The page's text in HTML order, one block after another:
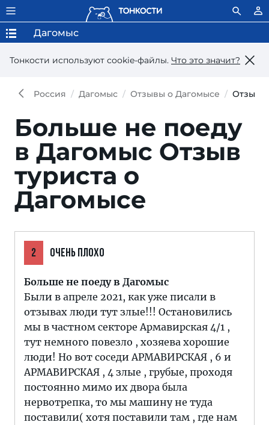
Тонкости используют сookie-файлы. Что это значит?
Дагомыс
Россия Дагомыс Отзывы о Дагомысе Отзыв
Больше не поеду
в Дагомыс Отзыв
туриста о
Дагомысе
2 ОЧЕНЬ ПЛОХО
Больше не поеду в Дагомыс
Были в апреле 2021, как уже писали в
отзывах люди тут злые!!! Остановились
мы в частном секторе Армавирская 4/1 ,
тут немного повезло , хозяева хорошие
люди! Но вот соседи АРМАВИРСКАЯ , 6 и
АРМАВИРСКАЯ , 4 злые , грубые, проходя
постоянно мимо их двора была
нервотрепка, то мы машину не туда
поставили( хотя поставили там , где нам